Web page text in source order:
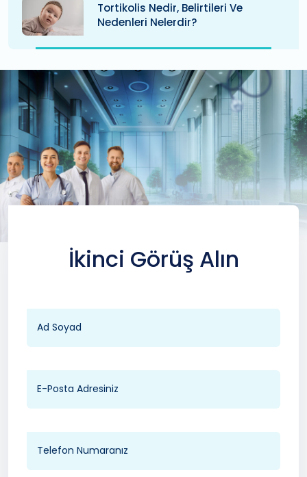
Tortikolis Nedir, Belirtileri Ve
Nedenleri Nelerdir?
İkinci Görüş Alın